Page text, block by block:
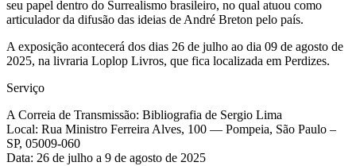
seu papel dentro do Surrealismo brasileiro, no qual atuou como
articulador da difusão das ideias de André Breton pelo país.
A exposição acontecerá dos dias 26 de julho ao dia 09 de agosto de
2025, na livraria Loplop Livros, que fica localizada em Perdizes.
Serviço
A Correia de Transmissão: Bibliografia de Sergio Lima
Local: Rua Ministro Ferreira Alves, 100 — Pompeia, São Paulo –
SP, 05009-060
Data: 26 de julho a 9 de agosto de 2025